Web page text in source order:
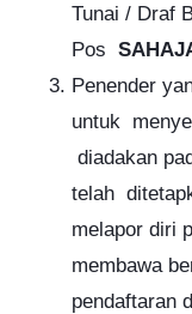
Tunai / Draf
Pos
Penender
untuk
diadakan
telah
melapor diri
membawa
pendaftaran